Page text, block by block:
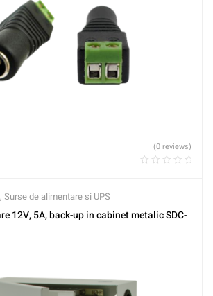
(0 reviews)
, Surse de alimentare si UPS
12V, 5A, back-up in cabinet metalic SDC-